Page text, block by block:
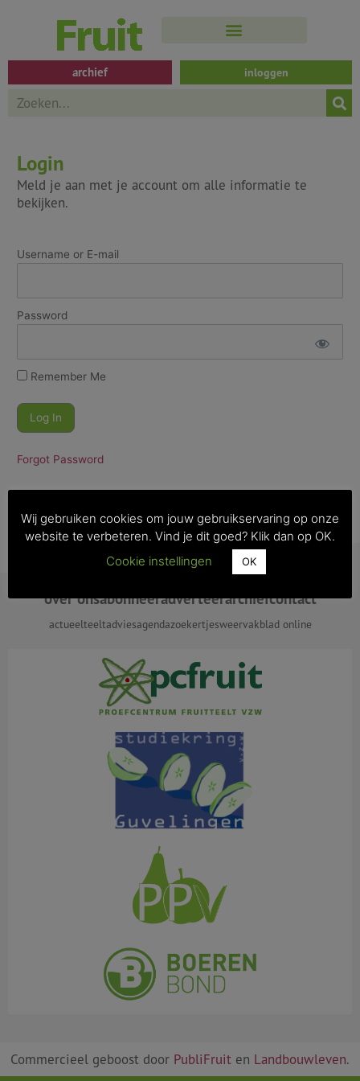
inhoud
archief inloggen
Search
Login
Meld je aan met je account om alle informatie te
bekijken.
Username or E-mail
Password
Remember Me
Forgot Password
over onsabonneeradverteerarchiefcontact
actueelteeltadviesagendazoekertjesweervakblad online
Commercieel geboost door PubliFruit en Landbouwleven.
Wij gebruiken cookies om jouw gebruikservaring op onze
website te verbeteren. Vind je dit goed? Klik dan op OK.
Cookie instellingen
OK